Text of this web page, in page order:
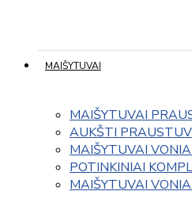
MAIŠYTUVAI
MAIŠYTUVAI
AUKŠTI
MAIŠYTUVAI
POTINKINIAI
MAIŠYTUVAI